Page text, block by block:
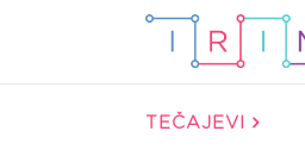
TEČAJEVI